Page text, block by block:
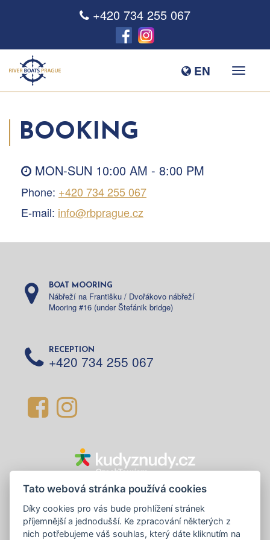
+420 734 255 067
EN
BOOKING
MON-SUN 10:00 AM - 8:00 PM
Phone: +420 734 255 067
E-mail: info@rbprague.cz
BOAT MOORING
Nábřeží na Františku / Dvořákovo nábřeží
Mooring #16 (under Štefánik bridge)
RECEPTION
+420 734 255 067
Tato webová stránka používá cookies
Díky cookies pro vás bude prohlížení stránek
příjemnější a jednodušší. Ke zpracování některých z
nich potřebujeme váš souhlas, který dáte kliknutím na